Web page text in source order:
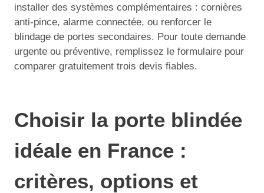
installer des systèmes complémentaires : cornières
anti-pince, alarme connectée, ou renforcer le
blindage de portes secondaires. Pour toute demande
urgente ou préventive, remplissez le formulaire pour
comparer gratuitement trois devis fiables.
Choisir la porte blindée
idéale en France :
critères, options et